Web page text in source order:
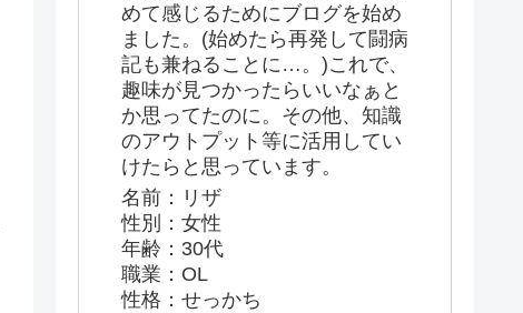
めて感じるためにブログを始め
ました。(始めたら再発して闘病
記も兼ねることに…。)これで、
趣味が見つかったらいいなぁと
か思ってたのに。その他、知識
のアウトプット等に活用してい
けたらと思っています。
名前：リザ
性別：女性
年齢：30代
職業：OL
性格：せっかち